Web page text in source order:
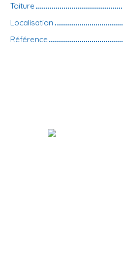
Toiture
Localisation
Référence